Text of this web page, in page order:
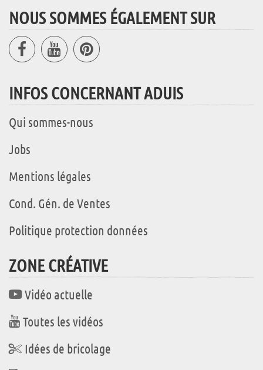
NOUS SOMMES ÉGALEMENT SUR
INFOS CONCERNANT ADUIS
Qui sommes-nous
Jobs
Mentions légales
Cond. Gén. de Ventes
Politique protection données
ZONE CRÉATIVE
Vidéo actuelle
Toutes les vidéos
Idées de bricolage